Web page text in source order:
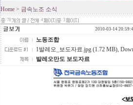
Home > 금속노조 소식
78 4
3
2010-03-14
노동조합
1발레오_보도자료.jpg (1.72 MB),
발레오만도 보도자료